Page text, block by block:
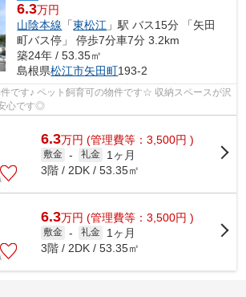
6.3万円
山陰本線 「東松江 」駅 バス15分 「矢田
町バス停」 停歩7分車7分 3.2km
築24年 / 53.35㎡
島根県松江市矢田町193-2
です♪ ペット飼育可の物件です☆ 収納スペースが沢
心です◎
6.3万円 (管理費等：3,500円 )
敷金 - 礼金
1ヶ月
3階 / 2DK / 53.35㎡
6.3万円 (管理費等：3,500円 )
敷金 - 礼金
1ヶ月
3階 / 2DK / 53.35㎡